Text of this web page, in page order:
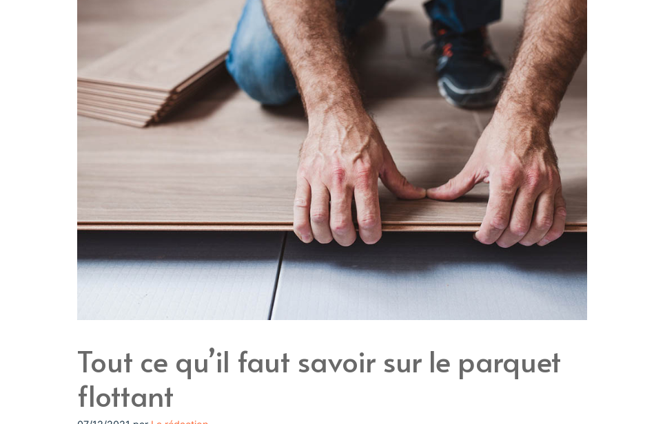
Tout ce qu’il faut savoir sur le parquet
flottant